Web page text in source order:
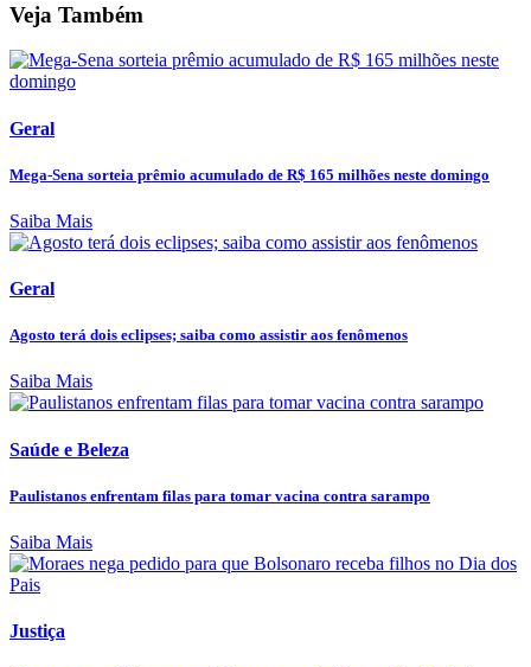
Veja Também
Geral
Mega-Sena sorteia prêmio acumulado de R$ 165 milhões neste domingo
Saiba Mais
Geral
Agosto terá dois eclipses; saiba como assistir aos fenômenos
Saiba Mais
Saúde e Beleza
Paulistanos enfrentam filas para tomar vacina contra sarampo
Saiba Mais
Justiça